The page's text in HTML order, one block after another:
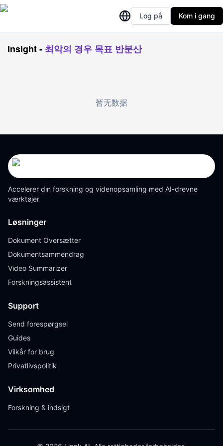
Log på Kom i gang
Insight- 최악의 경우 목표 반분산
暂无数据
Accelerer din forskning og videnopsamling med AI-drevne
værktøjer
Løsninger
Dokument Oversætter
Dokumentsammendrag
Video Summarizer
Forskningsassistent
Support
Send forespørgsel
Guides
Vilkår for brug
Privatlivspolitik
Virksomhed
Forskning & indsigt